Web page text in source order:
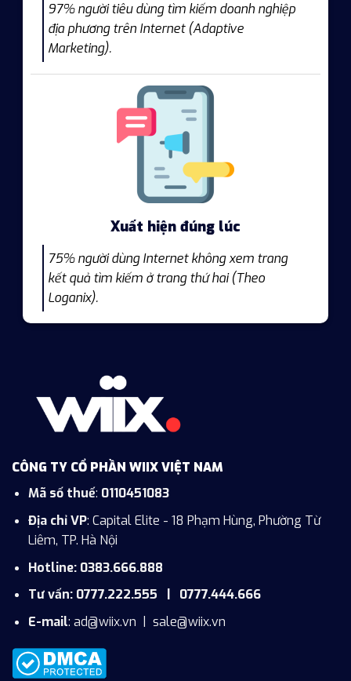
97% người tiêu dùng tìm kiếm doanh nghiệp
địa phương trên Internet (Adaptive
Marketing).
Xuất hiện đúng lúc
75% người dùng Internet không xem trang
kết quả tìm kiếm ở trang thứ hai (Theo
Loganix).
CÔNG TY CỔ PHẦN WIIX VIỆT NAM
Mã số thuế: 0110451083
Địa chỉ VP: Capital Elite - 18 Phạm Hùng, Phường Từ
Liêm, TP. Hà Nội
Hotline: 0383.666.888
Tư vấn: 0777.222.555 | 0777.444.666
E-mail: ad@wiix.vn | sale@wiix.vn